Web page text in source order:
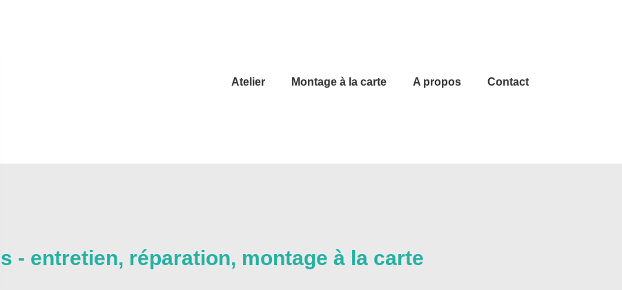
Atelier Montage à la carte A propos Contact
- entretien, réparation, montage à la carte